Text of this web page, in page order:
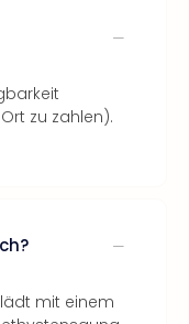
zu zahlen).
mit einem